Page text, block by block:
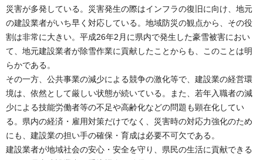
災害が多発している。災害発生の際はインフラの復旧に向け、地元
の建設業者がいち早く対応している。地域防災の観点から、その役
割は非常に大きい。平成26年2月に県内で発生した豪雪被害におい
て、地元建設業者が除雪作業に貢献したことからも、このことは明
らかである。
その一方、公共事業の減少による競争の激化等で、建設業の経営環
境は、依然として厳しい状態が続いている。また、若年入職者の減
少による技能労働者等の不足や高齢化などの問題も顕在化してい
る。県内の経済・雇用対策だけでなく、災害時の対応力強化のため
にも、建設業の担い手の確保・育成は必要不可欠である。
建設業者が地域社会の安心・安全を守り、県民の生活に貢献できる